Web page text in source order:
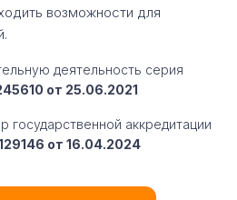
возможности для
деятельность серия
от 25.06.2021
государственной аккредитации
от 16.04.2024